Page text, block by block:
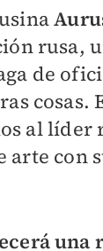
rusa,
de
cosas.
al líder
arte con
una